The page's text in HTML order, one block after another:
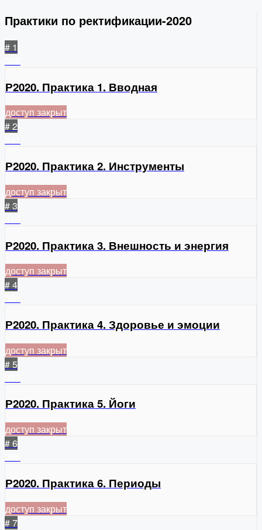
Практики по ректификации-2020
# 1
Р2020. Практика 1. Вводная
доступ закрыт
# 2
Р2020. Практика 2. Инструменты
доступ закрыт
# 3
Р2020. Практика 3. Внешность и энергия
доступ закрыт
# 4
Р2020. Практика 4. Здоровье и эмоции
доступ закрыт
# 5
Р2020. Практика 5. Йоги
доступ закрыт
# 6
Р2020. Практика 6. Периоды
доступ закрыт
# 7